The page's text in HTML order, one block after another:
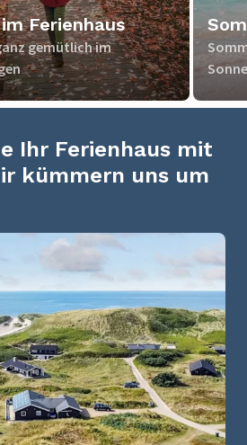
Ferienhaus
gemütlich im
Ihr Ferienhaus mit
kümmern uns um